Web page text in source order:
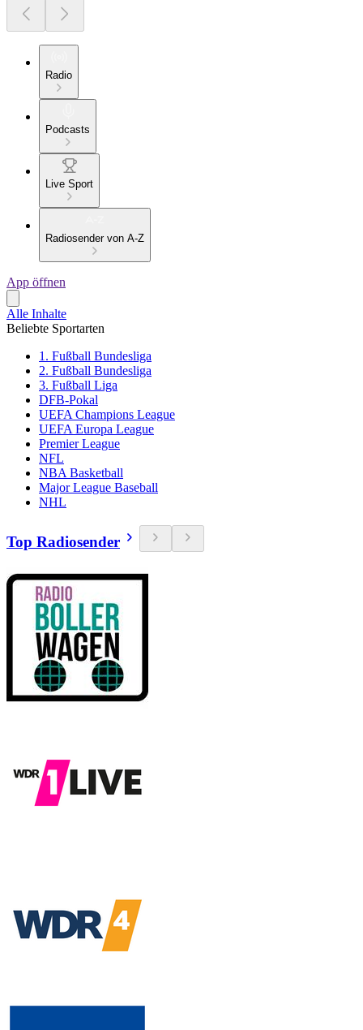
Radio
Podcasts
Live Sport
Radiosender von A-Z
App öffnen
Alle Inhalte
Beliebte Sportarten
1. Fußball Bundesliga
2. Fußball Bundesliga
3. Fußball Liga
DFB-Pokal
UEFA Champions League
UEFA Europa League
Premier League
NFL
NBA Basketball
Major League Baseball
NHL
Top Radiosender